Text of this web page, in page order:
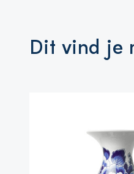
Dit vind je